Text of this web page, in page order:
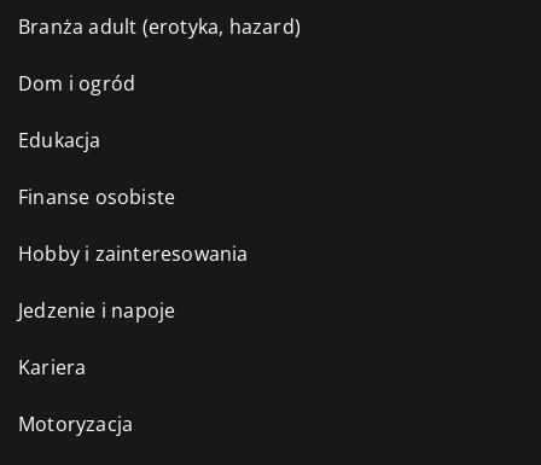
Branża adult (erotyka, hazard)
Dom i ogród
Edukacja
Finanse osobiste
Hobby i zainteresowania
Jedzenie i napoje
Kariera
Motoryzacja